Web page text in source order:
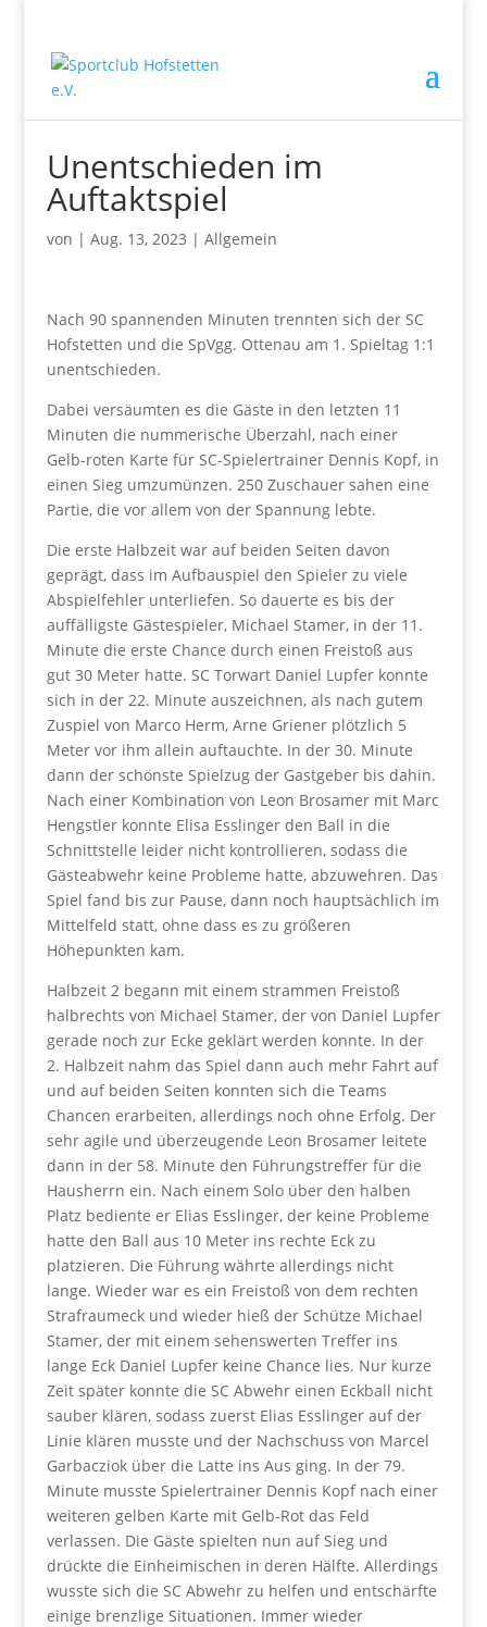
Unentschieden im
Auftaktspiel
von | Aug. 13, 2023 | Allgemein
Nach 90 spannenden Minuten trennten sich der SC
Hofstetten und die SpVgg. Ottenau am 1. Spieltag 1:1
unentschieden.
Dabei versäumten es die Gäste in den letzten 11
Minuten die nummerische Überzahl, nach einer
Gelb-roten Karte für SC-Spielertrainer Dennis Kopf, in
einen Sieg umzumünzen. 250 Zuschauer sahen eine
Partie, die vor allem von der Spannung lebte.
Die erste Halbzeit war auf beiden Seiten davon
geprägt, dass im Aufbauspiel den Spieler zu viele
Abspielfehler unterliefen. So dauerte es bis der
auffälligste Gästespieler, Michael Stamer, in der 11.
Minute die erste Chance durch einen Freistoß aus
gut 30 Meter hatte. SC Torwart Daniel Lupfer konnte
sich in der 22. Minute auszeichnen, als nach gutem
Zuspiel von Marco Herm, Arne Griener plötzlich 5
Meter vor ihm allein auftauchte. In der 30. Minute
dann der schönste Spielzug der Gastgeber bis dahin.
Nach einer Kombination von Leon Brosamer mit Marc
Hengstler konnte Elisa Esslinger den Ball in die
Schnittstelle leider nicht kontrollieren, sodass die
Gästeabwehr keine Probleme hatte, abzuwehren. Das
Spiel fand bis zur Pause, dann noch hauptsächlich im
Mittelfeld statt, ohne dass es zu größeren
Höhepunkten kam.
Halbzeit 2 begann mit einem strammen Freistoß
halbrechts von Michael Stamer, der von Daniel Lupfer
gerade noch zur Ecke geklärt werden konnte. In der
2. Halbzeit nahm das Spiel dann auch mehr Fahrt auf
und auf beiden Seiten konnten sich die Teams
Chancen erarbeiten, allerdings noch ohne Erfolg. Der
sehr agile und überzeugende Leon Brosamer leitete
dann in der 58. Minute den Führungstreffer für die
Hausherrn ein. Nach einem Solo über den halben
Platz bediente er Elias Esslinger, der keine Probleme
hatte den Ball aus 10 Meter ins rechte Eck zu
platzieren. Die Führung währte allerdings nicht
lange. Wieder war es ein Freistoß von dem rechten
Strafraumeck und wieder hieß der Schütze Michael
Stamer, der mit einem sehenswerten Treffer ins
lange Eck Daniel Lupfer keine Chance lies. Nur kurze
Zeit später konnte die SC Abwehr einen Eckball nicht
sauber klären, sodass zuerst Elias Esslinger auf der
Linie klären musste und der Nachschuss von Marcel
Garbacziok über die Latte ins Aus ging. In der 79.
Minute musste Spielertrainer Dennis Kopf nach einer
weiteren gelben Karte mit Gelb-Rot das Feld
verlassen. Die Gäste spielten nun auf Sieg und
drückte die Einheimischen in deren Hälfte. Allerdings
wusste sich die SC Abwehr zu helfen und entschärfte
einige brenzlige Situationen. Immer wieder